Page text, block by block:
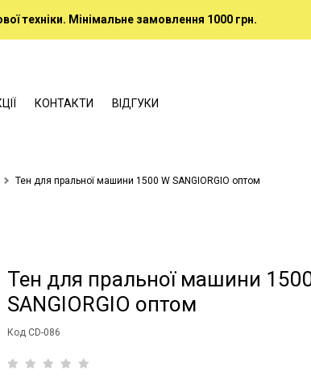
техніки. Мінімальне замовлення 1000 грн.
КОНТАКТИ ВІДГУКИ
Тен для пральної машини 1500 W SANGIORGIO оптом
Тен для пральної машини
SANGIORGIO оптом
Код CD-086